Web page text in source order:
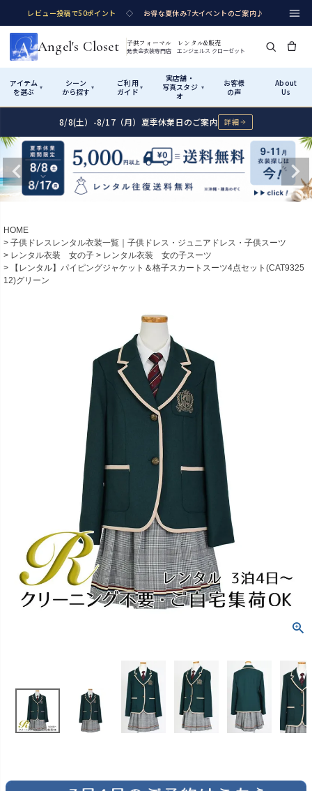
レビュー投稿で50ポイント ◇ お得な夏休み7大イベントのご案内♪
Angel's Closet 子供フォーマル レンタル&販売
発表会衣装専門店 エンジェルス クローゼット
アイテム
を選ぶ
▾
シーン
から探す ▾
ご利用
ガイド ▾
実店舗・
写真スタジ
オ
▾
お客様
の声
About
Us
Shop by Category アイテムから探す
カテゴリ詳細→ サイズで選ぶ →
Rentalレンタル
小物・アクセ パニエ
レディース
コスチューム アウター
インナー・パニエ アクセサリー
ジュエリー 音楽雑貨
Shop by Occasion シーンから探す
性別・サイズで絞り込む→
発表会・コンクール
舞台で輝くステージ衣装
Wedding
結婚式
フラワーガール・リングボーイ・ゲ
スト
Graduation & Entrance
卒業式・入学式
きちんと感のあるフォーマル
七五三
3歳・5歳・7歳の晴れの日
How It Works ご利用ガイド
Startはじめに
01
02 サイズの選び方
測り方と目安
レンタルのご案内
予約・配送・返却・料金
レンタルの流れ
4ステップで簡単
あんしんパック
汚れ・キズ・破損の補償
Buy & Support ご購入・サポート
07 販売・共通のご案内
品質・返品・お手入れ
08 送料・お支払い
送料・決済方法
Visit Us 実店舗・写真スタジオ
実店舗 つくば店
Tsukuba Boutique
茨城県土浦市大町14-16-1F
10:00–18:00（完全予約制）
店舗を予約する →
Photography
8/8(土）-8/17（月）夏季休業日のご案内 詳細
HOME
子供ドレスレンタル衣装一覧｜子供ドレス・ジュニアドレス・子供スーツ
レンタル衣装 女の子
レンタル衣装 女の子スーツ
【レンタル】パイピングジャケット＆格子スカートスーツ4点セット(CAT9325
12)グリーン